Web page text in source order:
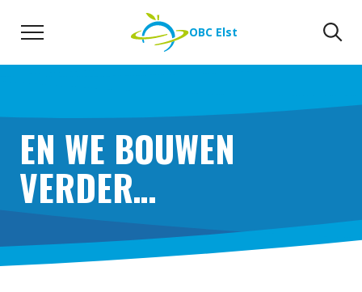
OBC Elst
EN WE BOUWEN
VERDER…